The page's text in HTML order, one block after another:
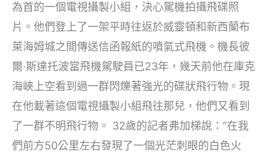
為首的一個電視攝製小組，決心駕機拍攝飛碟照
片。他們登上了一架平時往返於威靈頓和新西蘭布
萊海姆城之間傳送信函報紙的噴氣式飛機。機長彼
爾·斯達托波當飛機駕駛員已23年，幾天前他在庫克
海峽上空看到過一群閃爍著強光的碟狀飛行物。現
在他載著這個電視攝製小組飛往那兒，他們又看到
了一群不明飛行物。 32歲的記者弗加梯說：“在我
們前方50公里左右發現了一個光茫刺眼的白色火